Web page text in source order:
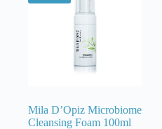
Mila D’Opiz Microbiome
Cleansing Foam 100ml